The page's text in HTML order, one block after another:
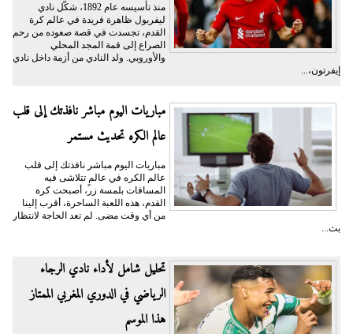
منذ تأسيسه عام 1892، شكّل نادي
ليفربول ظاهرة فريدة في عالم كرة
القدم، تجسدت في قصة صعوده من رحم
الصراع إلى قمة المجد المحلي
والأوروبي. ولد النادي من أزمة داخل نادي
إيفرتون،...
مباريات اليوم مباشر نافذتك إلى قلب
عالم الكره تحديث مستمر
مباريات اليوم مباشر نافذتك إلى قلب
عالم الكره في عالمٍ تتلاشى فيه
المسافات بلمسة زر، أصبحت كرة
القدم، هذه اللعبة الساحرة، أقرب إلينا
من أي وقت مضى. لم تعد الحاجة لانتظار
بث...
تحليل شامل لأداء نادي الرجاء
الرياضي في الدوري المغربي الممتاز
هذا الموسم